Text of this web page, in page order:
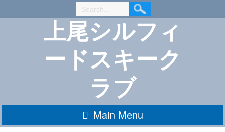
to
上尾シルフィ
ードスキーク
ラブ
Main Menu